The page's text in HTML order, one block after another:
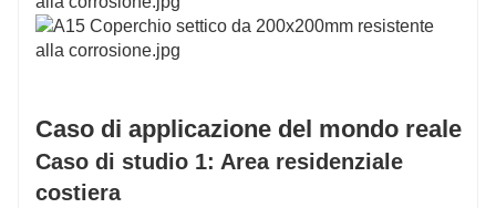
Caso di applicazione del mondo reale
Caso di studio 1: Area residenziale
costiera